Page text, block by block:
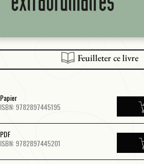
Feuilleter ce livre
Papier
ISBN: 9782897445195
PDF
ISBN: 9782897445201